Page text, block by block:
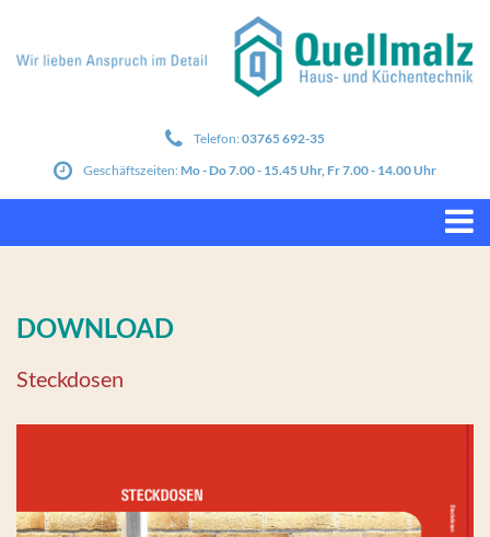
Telefon:03765 692-35
Geschäftszeiten: Mo - Do 7.00 - 15.45 Uhr, Fr 7.00 - 14.00 Uhr
DOWNLOAD
Steckdosen